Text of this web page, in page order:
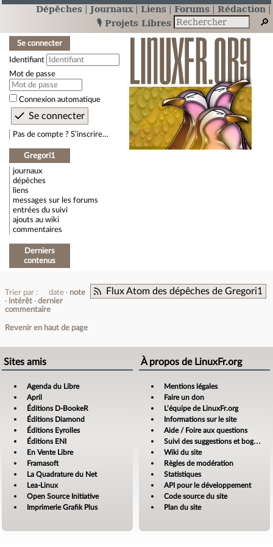
Dépêches Journaux Liens Forums
Rédaction
🎙️ Projets Libres
Se connecter
Identifiant
Mot de passe
Connexion automatique
Pas de compte ? S’inscrire…
Gregori1
journaux
dépêches
liens
messages sur les forums
entrées du suivi
ajouts au wiki
commentaires
Derniers
contenus
Flux Atom des dépêches de Gregori1
Trier par : date
note
intérêt
dernier
commentaire
Revenir en haut de page
Sites amis
Agenda du Libre
April
Éditions D-BookeR
Éditions Diamond
Éditions Eyrolles
Éditions ENI
En Vente Libre
Framasoft
La Quadrature du Net
Lea-Linux
Open Source Initiative
Imprimerie Grafik Plus
À propos de LinuxFr.org
Mentions légales
Faire un don
L’équipe de LinuxFr.org
Informations sur le site
Aide / Foire aux questions
Suivi des suggestions et bogues
Wiki du site
Règles de modération
Statistiques
API pour le développement
Code source du site
Plan du site